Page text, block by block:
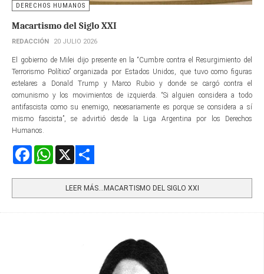
DERECHOS HUMANOS
Macartismo del Siglo XXI
REDACCIÓN 20 JULIO 2026
El gobierno de Milei dijo presente en la “Cumbre contra el Resurgimiento del
Terrorismo Político” organizada por Estados Unidos, que tuvo como figuras
estelares a Donald Trump y Marco Rubio y donde se cargó contra el
comunismo y los movimientos de izquierda. “Si alguien considera a todo
antifascista como su enemigo, necesariamente es porque se considera a sí
mismo fascista”, se advirtió desde la Liga Argentina por los Derechos
Humanos.
FacebookWhatsApp
LEER MÁS…MACARTISMO DEL SIGLO XXI